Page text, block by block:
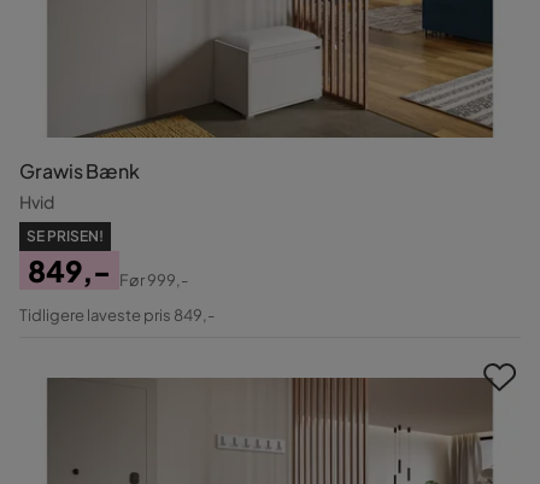
Grawis Bænk
Hvid
SE PRISEN!
Pris
849,-
Original
Før999,-
Tidligere laveste pris 849,-